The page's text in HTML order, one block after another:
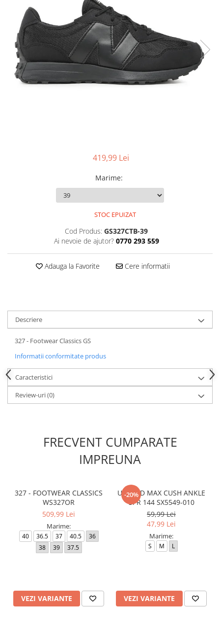
Pantofi sport femei
Slapi femei
419,99 Lei
Marime:
STOC EPUIZAT
Cod Produs: GS327CTB-39
Ai nevoie de ajutor? 0770 293 559
Adauga la Favorite Cere informatii
Descriere
327 - Footwear Classics GS
Informatii conformitate produs
Caracteristici
Review-uri(0)
FRECVENT CUMPARATE
IMPREUNA
327 - FOOTWEAR CLASSICS
WS327OR
509,99 Lei
Marime:
40 36.5 37 40.5
36
38
39 37.5
VEZI VARIANTE
-20%
U NK ED MAX CUSH ANKLE
3PR 144 SX5549-010
59,99 Lei
47,99 Lei
Marime:
S M L
VEZI VARIANTE